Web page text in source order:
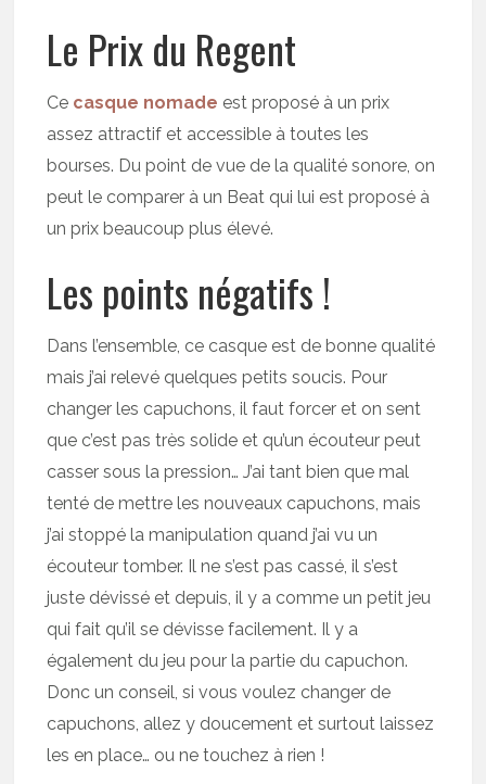
Le Prix du Regent
Ce casque nomade est proposé à un prix
assez attractif et accessible à toutes les
bourses. Du point de vue de la qualité sonore, on
peut le comparer à un Beat qui lui est proposé à
un prix beaucoup plus élevé.
Les points négatifs !
Dans l’ensemble, ce casque est de bonne qualité
mais j’ai relevé quelques petits soucis. Pour
changer les capuchons, il faut forcer et on sent
que c’est pas très solide et qu’un écouteur peut
casser sous la pression… J’ai tant bien que mal
tenté de mettre les nouveaux capuchons, mais
j’ai stoppé la manipulation quand j’ai vu un
écouteur tomber. Il ne s’est pas cassé, il s’est
juste dévissé et depuis, il y a comme un petit jeu
qui fait qu’il se dévisse facilement. Il y a
également du jeu pour la partie du capuchon.
Donc un conseil, si vous voulez changer de
capuchons, allez y doucement et surtout laissez
les en place… ou ne touchez à rien !